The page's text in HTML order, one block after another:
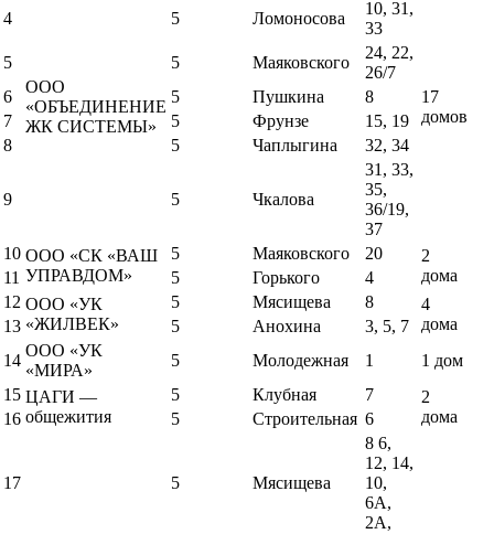
ООО
«ОБЪЕДИНЕНИЕ
ЖК СИСТЕМЫ»
17
домов
4 5 Ломоносова
10, 31,
33
5
5 Маяковского
24, 22,
26/7
6
5 Пушкина
8
7
5 Фрунзе
15, 19
8
5 Чаплыгина 32, 34
9 5 Чкалова
31, 33,
35,
36/19,
37
10 ООО «СК «ВАШ
УПРАВДОМ»
5 Маяковского 20
2
дома
11 5 Горького
4
12 ООО «УК
«ЖИЛВЕК»
5 Мясищева 8
4
дома
13 5 Анохина
3, 5, 7
14
ООО «УК
«МИРА»
5 Молодежная 1
1 дом
15 ЦАГИ —
общежития
5 Клубная 7
2
дома
16 5 Строительная 6
17 5 Мясищева
8 6,
12, 14,
10,
6А,
2А,